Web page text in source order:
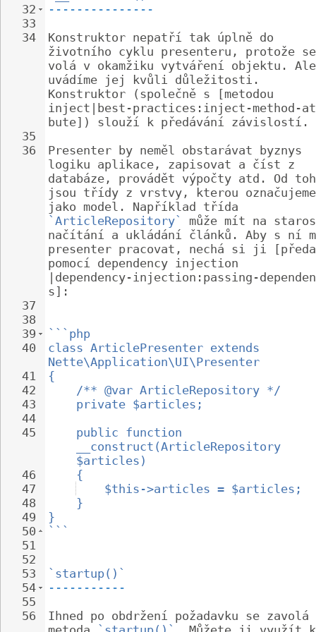
32
33
34
35
36
37
38
39
40
41
42
43
44
45
46
47
48
49
50
51
52
53
54
55
56
---------------
Konstruktor nepatří tak úplně do
životního cyklu presenteru, protože
volá v okamžiku vytváření objektu.
uvádíme jej kvůli důležitosti.
Konstruktor (společně s [metodou
inject|best-practices:inject-method-
bute]) slouží k předávání závislostí.
Presenter by neměl obstarávat byznys
logiku aplikace, zapisovat a číst z
databáze, provádět výpočty atd. Od
jsou třídy z vrstvy, kterou
jako model. Například třída
`ArticleRepository`
může mít na
načítání a ukládání článků. Aby s ní
presenter pracovat, nechá si ji
pomocí dependency injection
|dependency-injection:passing-
s]:
```php
class ArticlePresenter extends
Nette\Application\UI\Presenter
{
/** @var ArticleRepository */
private $articles;
public function
__construct(ArticleRepository
$articles)
{
$this->articles = $articles;
}
}
```
`startup()`
-----------
Ihned po obdržení požadavku se zavolá